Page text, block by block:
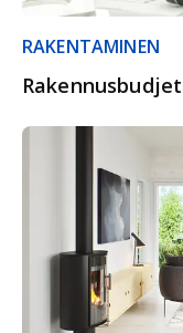
RAKENTAMINEN